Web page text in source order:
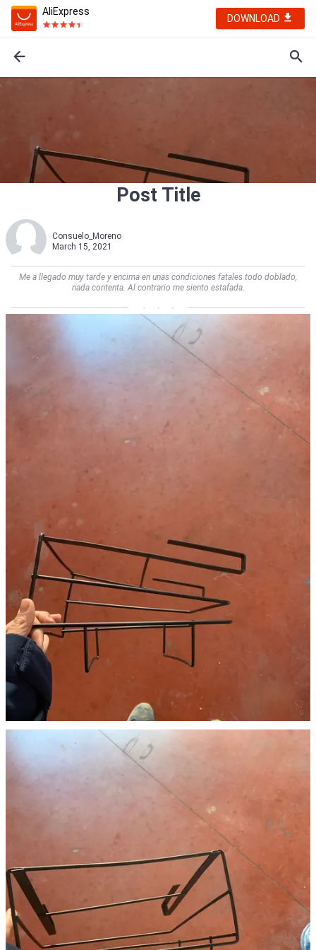
AliExpress
DOWNLOAD
Post Title
Consuelo_Moreno
March 15, 2021
Me a llegado muy tarde y encima en unas condiciones fatales todo doblado,
nada contenta. Al contrario me siento estafada.